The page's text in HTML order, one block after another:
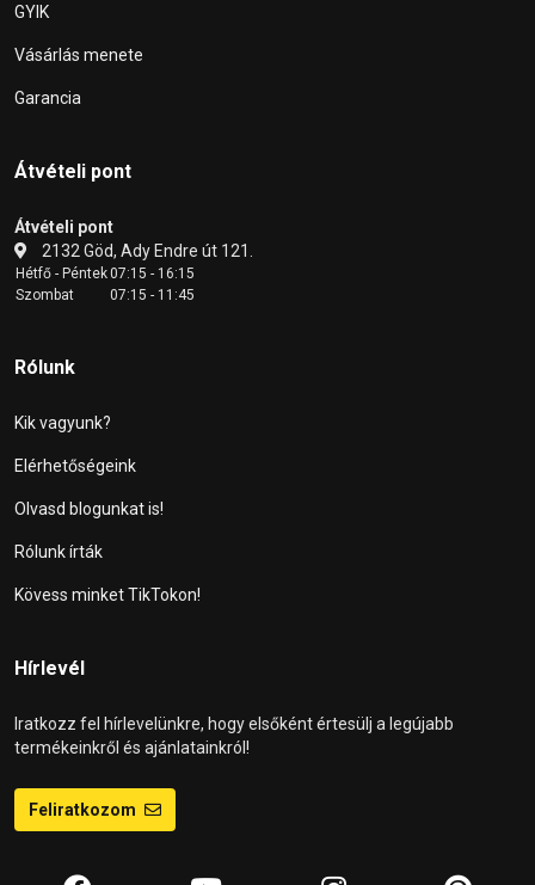
GYIK
Vásárlás menete
Garancia
Átvételi pont
Átvételi pont
2132 Göd, Ady Endre út 121.
Hétfő - Péntek07:15 - 16:15
Szombat
07:15 - 11:45
Rólunk
Kik vagyunk?
Elérhetőségeink
Olvasd blogunkat is!
Rólunk írták
Kövess minket TikTokon!
Hírlevél
Iratkozz fel hírlevelünkre, hogy elsőként értesülj a legújabb
termékeinkről és ajánlatainkról!
Feliratkozom